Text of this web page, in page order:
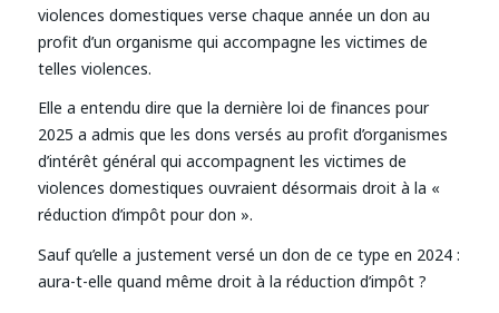
violences domestiques verse chaque année un don au
profit d’un organisme qui accompagne les victimes de
telles violences.
Elle a entendu dire que la dernière loi de finances pour
2025 a admis que les dons versés au profit d’organismes
d’intérêt général qui accompagnent les victimes de
violences domestiques ouvraient désormais droit à la «
réduction d’impôt pour don ».
Sauf qu’elle a justement versé un don de ce type en 2024 :
aura-t-elle quand même droit à la réduction d’impôt ?